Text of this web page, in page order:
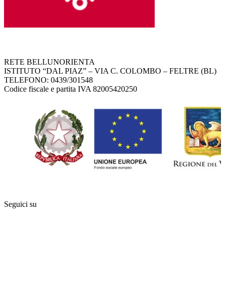
RETE BELLUNORIENTA
ISTITUTO “DAL PIAZ” – VIA C. COLOMBO – FELTRE (BL)
TELEFONO: 0439/301548
Codice fiscale e partita IVA 82005420250
Seguici su